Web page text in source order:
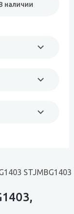
наличии
STJMBG1403